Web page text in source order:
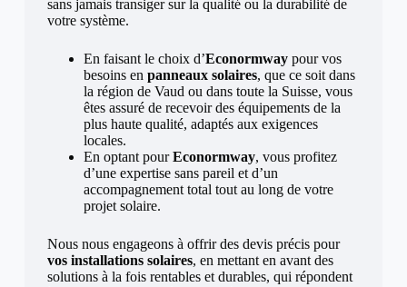
sans jamais transiger sur la qualité ou la durabilité de
votre système.
En faisant le choix d’Econormwaypour vos
besoins en panneaux solaires, que ce soit dans
la région de Vaud ou dans toute la Suisse, vous
êtes assuré de recevoir des équipements de la
plus haute qualité, adaptés aux exigences
locales.
En optant pourEconormway, vous profitez
d’une expertise sans pareil et d’un
accompagnement total tout au long de votre
projet solaire.
Nous nous engageons à offrir des devis précis pour
vos installations solaires, en mettant en avant des
solutions à la fois rentables et durables, qui répondent